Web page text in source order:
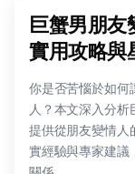
巨蟹男朋友
實用攻略與
你是否苦惱於如何
人？本文深入分析
提供從朋友變情人
實經驗與專家建議